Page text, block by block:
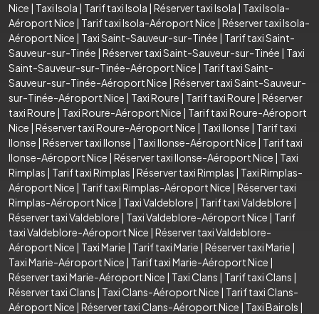
Nice | Taxi Isola | Tarif taxi Isola | Réserver taxi Isola | Taxi Isola-
Aéroport Nice | Tarif taxi Isola-Aéroport Nice | Réserver taxi Isola-
Aéroport Nice | Taxi Saint-Sauveur-sur-Tinée | Tarif taxi Saint-
Sauveur-sur-Tinée | Réserver taxi Saint-Sauveur-sur-Tinée | Taxi
Saint-Sauveur-sur-Tinée-Aéroport Nice | Tarif taxi Saint-
Sauveur-sur-Tinée-Aéroport Nice | Réserver taxi Saint-Sauveur-
sur-Tinée-Aéroport Nice | Taxi Roure | Tarif taxi Roure | Réserver
taxi Roure | Taxi Roure-Aéroport Nice | Tarif taxi Roure-Aéroport
Nice | Réserver taxi Roure-Aéroport Nice | Taxi Ilonse | Tarif taxi
Ilonse | Réserver taxi Ilonse | Taxi Ilonse-Aéroport Nice | Tarif taxi
Ilonse-Aéroport Nice | Réserver taxi Ilonse-Aéroport Nice | Taxi
Rimplas | Tarif taxi Rimplas | Réserver taxi Rimplas | Taxi Rimplas-
Aéroport Nice | Tarif taxi Rimplas-Aéroport Nice | Réserver taxi
Rimplas-Aéroport Nice | Taxi Valdeblore | Tarif taxi Valdeblore |
Réserver taxi Valdeblore | Taxi Valdeblore-Aéroport Nice | Tarif
taxi Valdeblore-Aéroport Nice | Réserver taxi Valdeblore-
Aéroport Nice | Taxi Marie | Tarif taxi Marie | Réserver taxi Marie |
Taxi Marie-Aéroport Nice | Tarif taxi Marie-Aéroport Nice |
Réserver taxi Marie-Aéroport Nice | Taxi Clans | Tarif taxi Clans |
Réserver taxi Clans | Taxi Clans-Aéroport Nice | Tarif taxi Clans-
Aéroport Nice | Réserver taxi Clans-Aéroport Nice | Taxi Bairols |